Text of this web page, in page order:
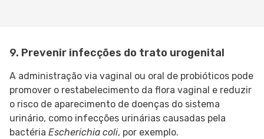
9. Prevenir infecções do trato urogenital
A administração via vaginal ou oral de probióticos pode
promover o restabelecimento da flora vaginal e reduzir
o risco de aparecimento de doenças do sistema
urinário, como infecções urinárias causadas pela
bactéria Escherichia coli, por exemplo.